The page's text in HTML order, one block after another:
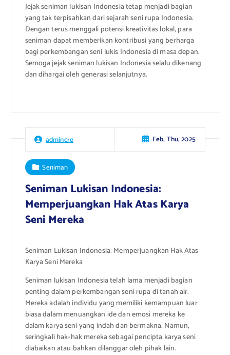
Jejak seniman lukisan Indonesia tetap menjadi bagian
yang tak terpisahkan dari sejarah seni rupa Indonesia.
Dengan terus menggali potensi kreativitas lokal, para
seniman dapat memberikan kontribusi yang berharga
bagi perkembangan seni lukis Indonesia di masa depan.
Semoga jejak seniman lukisan Indonesia selalu dikenang
dan dihargai oleh generasi selanjutnya.
admincre Feb, Thu, 2025
Seniman
Seniman Lukisan Indonesia:
Memperjuangkan Hak Atas Karya
Seni Mereka
Seniman Lukisan Indonesia: Memperjuangkan Hak Atas
Karya Seni Mereka
Seniman lukisan Indonesia telah lama menjadi bagian
penting dalam perkembangan seni rupa di tanah air.
Mereka adalah individu yang memiliki kemampuan luar
biasa dalam menuangkan ide dan emosi mereka ke
dalam karya seni yang indah dan bermakna. Namun,
seringkali hak-hak mereka sebagai pencipta karya seni
diabaikan atau bahkan dilanggar oleh pihak lain.